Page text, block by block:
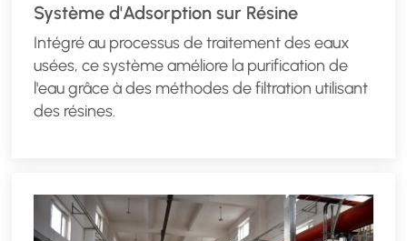
Système d'Adsorption sur Résine
Intégré au processus de traitement des eaux
usées, ce système améliore la purification de
l'eau grâce à des méthodes de filtration utilisant
des résines.